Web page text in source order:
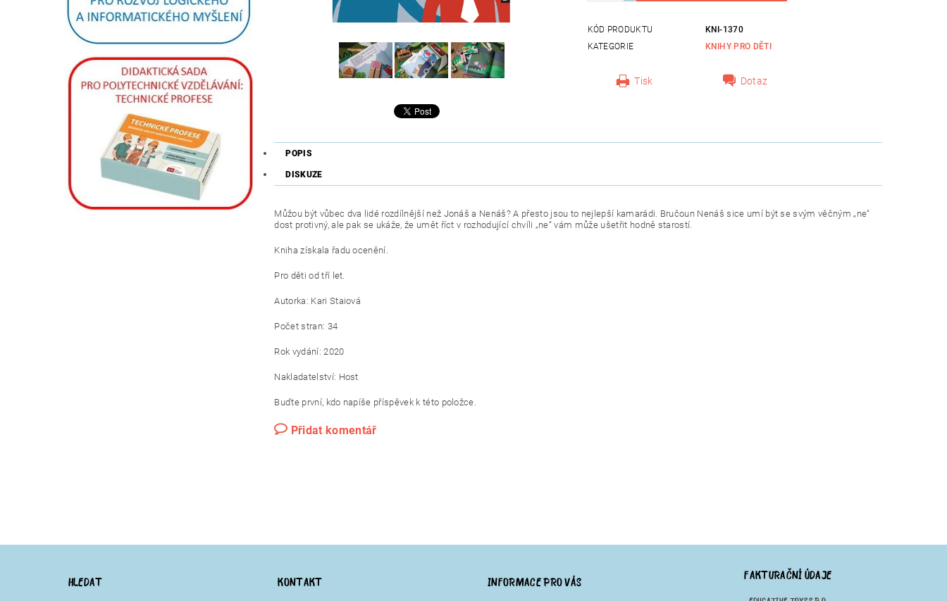
KÓD PRODUKTU
KNI-1370
KATEGORIE
KNIHY PRO DĚTI
Tisk Dotaz
POPIS
DISKUZE
Můžou být vůbec dva lidé rozdílnější než Jonáš a Nenáš? A přesto jsou to nejlepší kamarádi. Bručoun Nenáš sice umí být se svým věčným „ne“
dost protivný, ale pak se ukáže, že umět říct v rozhodující chvíli „ne“ vám může ušetřit hodně starostí.
Kniha získala řadu ocenění.
Pro děti od tří let.
Autorka: Kari Staiová
Počet stran: 34
Rok vydání: 2020
Nakladatelství: Host
Buďte první, kdo napíše příspěvek k této položce.
Přidat komentář
HLEDAT KONTAKT INFORMACE PRO VÁS FAKTURAČNÍ ÚDAJE